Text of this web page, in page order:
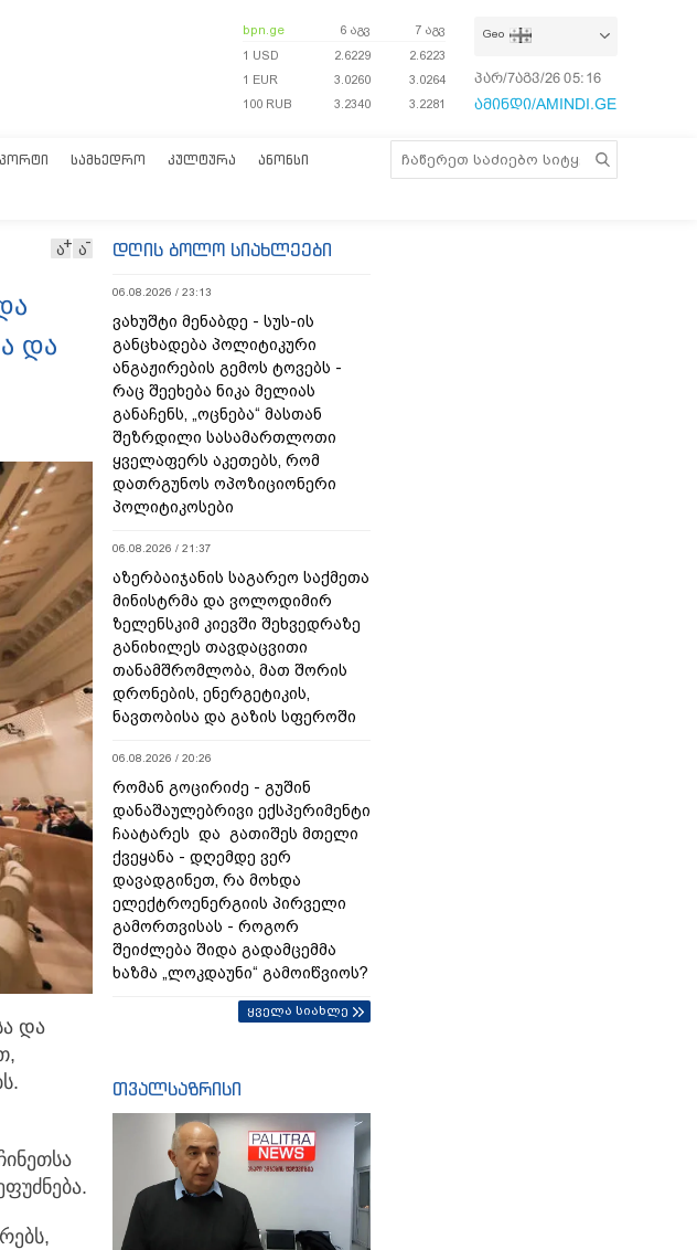
bpn.ge 6 აგვ
7 აგვ
1 USD
2.6229
2.6223
1 EUR
3.0260
3.0264
100 RUB
3.2340 3.2281
Geo
პარ/7აგვ/26 05:16:44
ამინდი/AMINDI.GE
ᲡᲐᲛᲮᲔᲓᲠᲝ ᲙᲣᲚᲢᲣᲠᲐ ᲐᲜᲝᲜᲡᲘ
ა ა
და
და
დღის ბოლო სიახლეები
06.08.2026 / 23:13
ვახუშტი მენაბდე - სუს-ის
განცხადება პოლიტიკური
ანგაჟირების გემოს ტოვებს -
რაც შეეხება ნიკა მელიას
განაჩენს, „ოცნება“ მასთან
შეზრდილი სასამართლოთი
ყველაფერს აკეთებს, რომ
დათრგუნოს ოპოზიციონერი
პოლიტიკოსები
06.08.2026 / 21:37
აზერბაიჯანის საგარეო საქმეთა
მინისტრმა და ვოლოდიმირ
ზელენსკიმ კიევში შეხვედრაზე
განიხილეს თავდაცვითი
თანამშრომლობა, მათ შორის
დრონების, ენერგეტიკის,
ნავთობისა და გაზის სფეროში
06.08.2026 / 20:26
რომან გოცირიძე - გუშინ
დანაშაულებრივი ექსპერიმენტი
ჩაატარეს და გათიშეს მთელი
ქვეყანა - დღემდე ვერ
დავადგინეთ, რა მოხდა
ელექტროენერგიის პირველი
გამორთვისას - როგორ
შეიძლება შიდა გადამცემმა
ხაზმა „ლოკდაუნი“ გამოიწვიოს?
ყველა სიახლე
თვალსაზრისი